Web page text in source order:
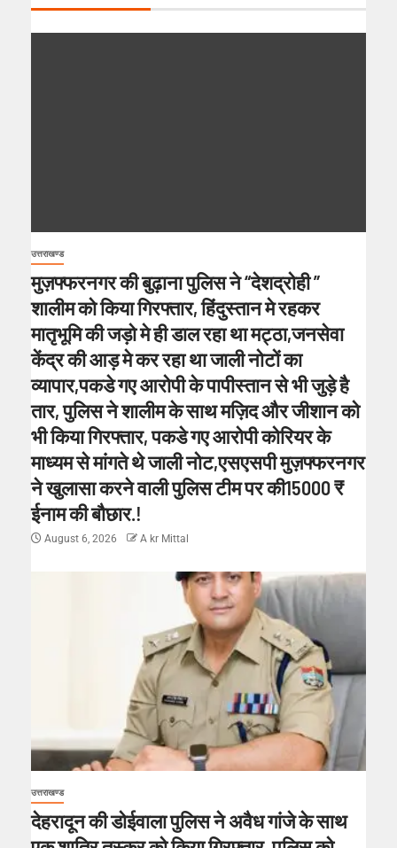
उत्तराखण्ड
मुज़फ्फरनगर की बुढ़ाना पुलिस ने “देशद्रोही ”
शालीम को किया गिरफ्तार, हिंदुस्तान मे रहकर
मातृभूमि की जड़ो मे ही डाल रहा था मट्ठा,जनसेवा
केंद्र की आड़ मे कर रहा था जाली नोटों का
व्यापार,पकडे गए आरोपी के पापीस्तान से भी जुड़े है
तार, पुलिस ने शालीम के साथ मज़िद और जीशान को
भी किया गिरफ्तार, पकडे गए आरोपी कोरियर के
माध्यम से मांगते थे जाली नोट,एसएसपी मुज़फ्फरनगर
ने खुलासा करने वाली पुलिस टीम पर की15000 ₹
ईनाम की बौछार.!
August 6, 2026 A kr Mittal
उत्तराखण्ड
देहरादून की डोईवाला पुलिस ने अवैध गांजे के साथ